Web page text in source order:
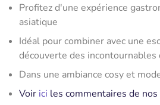
Profitez d'une expérience
asiatique
Idéal pour combiner avec une
découverte des
Dans une ambiance cosy et
Voir ici les commentaires de